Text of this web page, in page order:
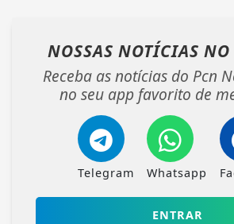
NOSSAS NOTÍCIAS NO
Receba as notícias do Pcn
no seu app favorito de
Telegram Whatsapp
ENTRAR